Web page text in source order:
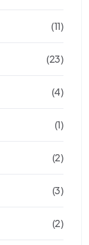
(11)
(23)
(4)
(1)
(2)
(3)
(2)